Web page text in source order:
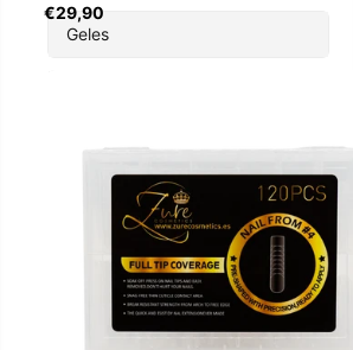
Geles
Kits
Limpiadores
Moldes
Pedicura
€29,90